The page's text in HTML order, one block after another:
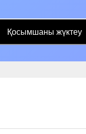
Қосымшаны жүктеу